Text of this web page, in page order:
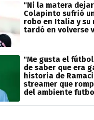
"Ni la matera
Colapinto sufrió
robo en Italia y su
tardó en volverse
"Me gusta el
de saber que era
historia de
streamer que
del ambiente